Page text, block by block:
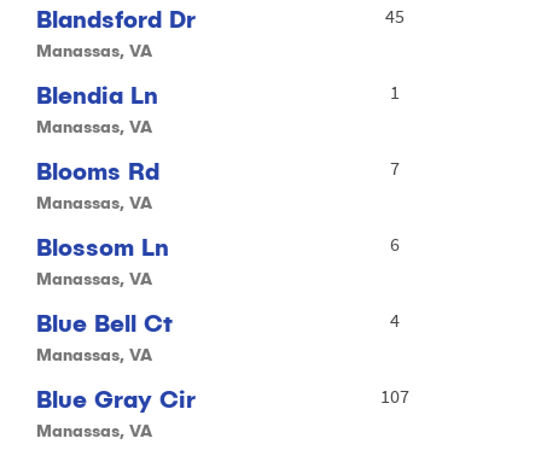
Blandsford Dr
Manassas, VA
45
Blendia Ln
Manassas, VA
1
Blooms Rd
Manassas, VA
7
Blossom Ln
Manassas, VA
6
Blue Bell Ct
Manassas, VA
4
Blue Gray Cir
Manassas, VA
107